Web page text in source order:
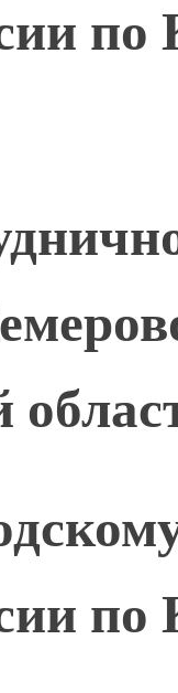
по
по